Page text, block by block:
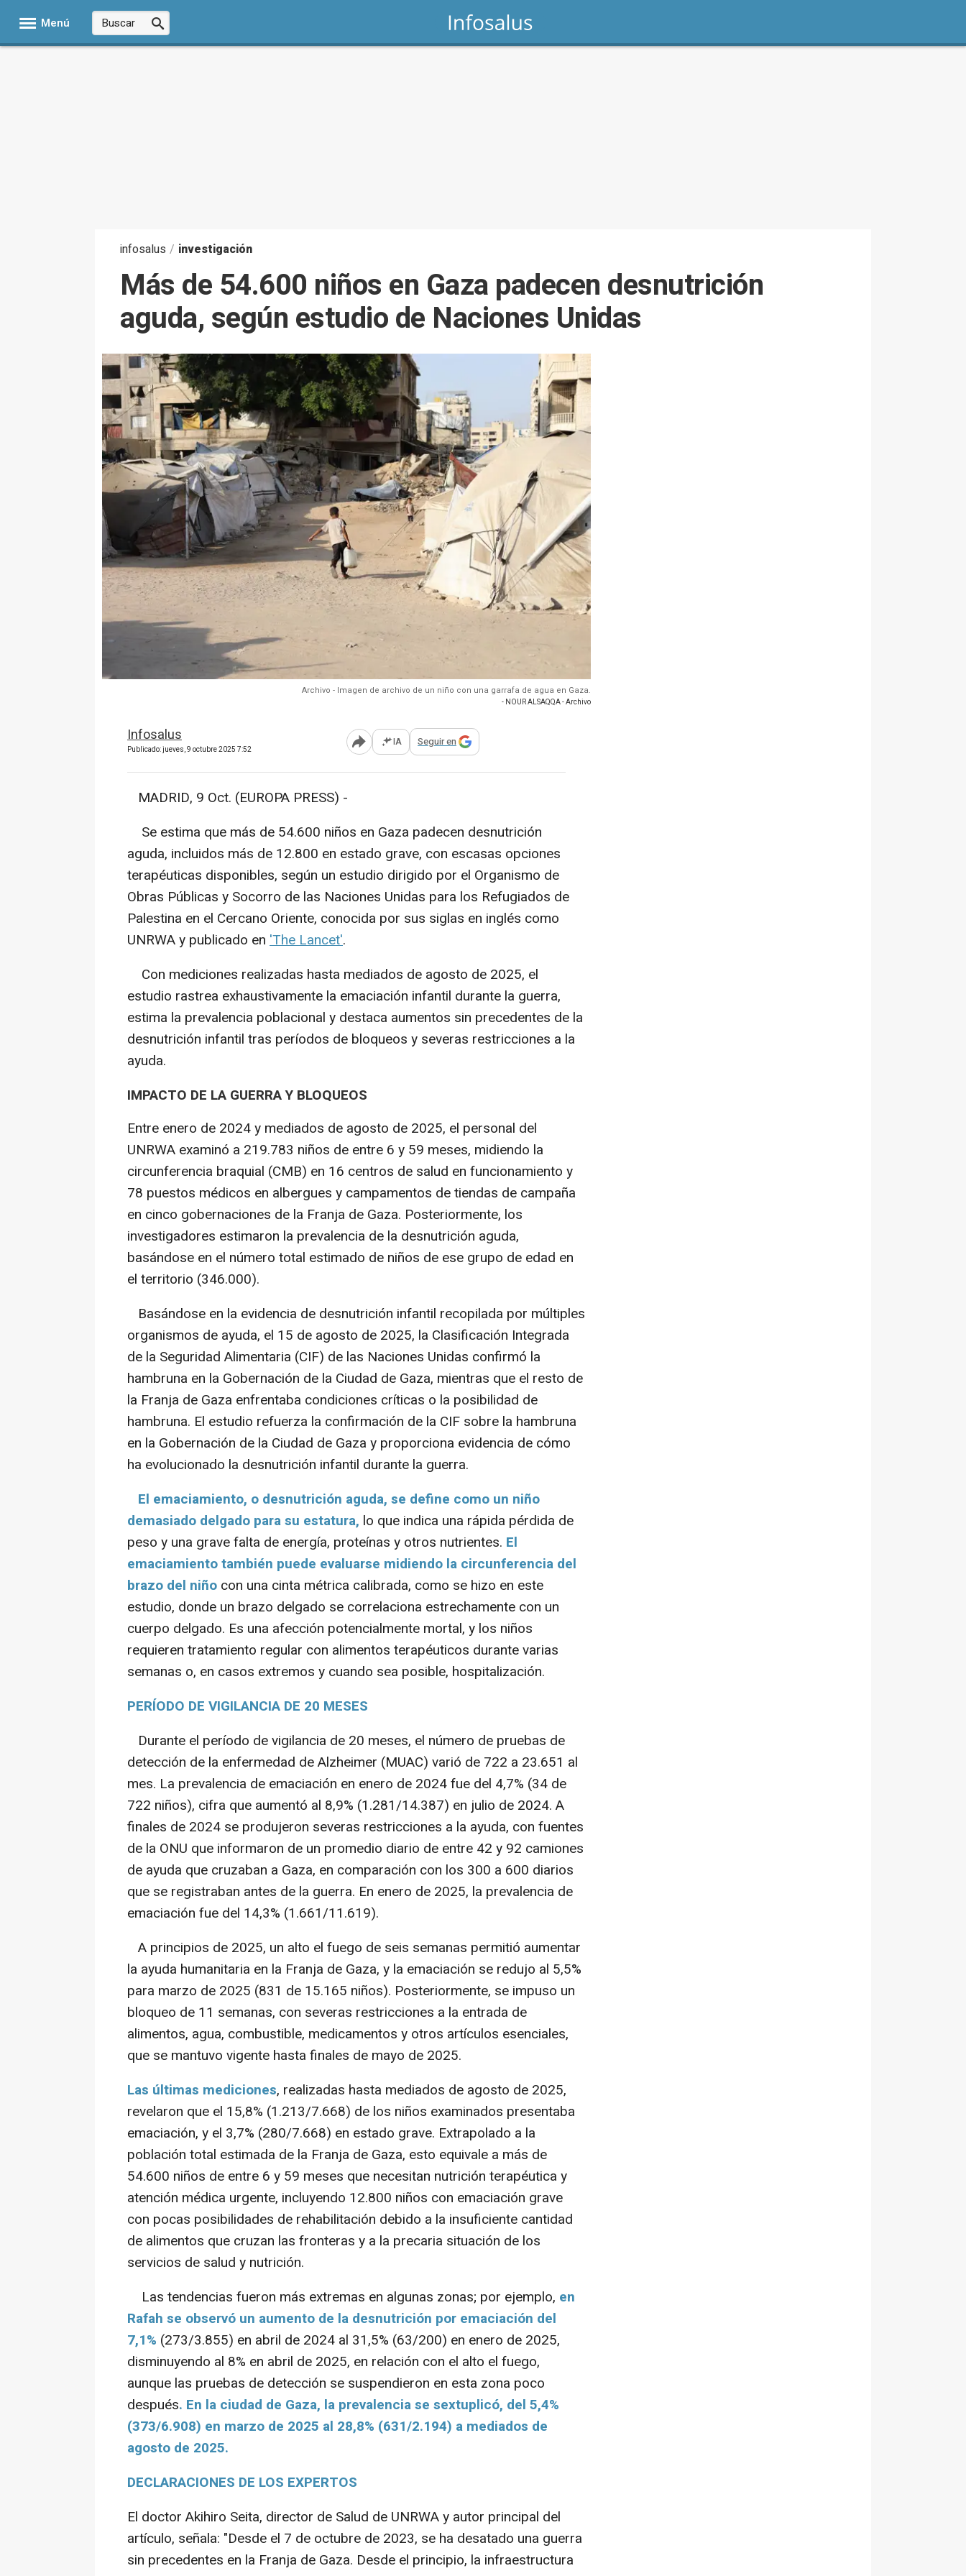
Menú
infosalus / investigación
Más de 54.600 niños en Gaza padecen desnutrición
aguda, según estudio de Naciones Unidas
Archivo - Imagen de archivo de un niño con una garrafa de agua en Gaza.
- NOUR ALSAQQA - Archivo
Infosalus
Publicado: jueves, 9 octubre 2025 7:52 Abrir opciones para compartir
IA Seguir en
MADRID, 9 Oct. (EUROPA PRESS) -
Se estima que más de 54.600 niños en Gaza padecen desnutrición
aguda, incluidos más de 12.800 en estado grave, con escasas opciones
terapéuticas disponibles, según un estudio dirigido por el Organismo de
Obras Públicas y Socorro de las Naciones Unidas para los Refugiados de
Palestina en el Cercano Oriente, conocida por sus siglas en inglés como
UNRWA y publicado en 'The Lancet'.
Con mediciones realizadas hasta mediados de agosto de 2025, el
estudio rastrea exhaustivamente la emaciación infantil durante la guerra,
estima la prevalencia poblacional y destaca aumentos sin precedentes de la
desnutrición infantil tras períodos de bloqueos y severas restricciones a la
ayuda.
IMPACTO DE LA GUERRA Y BLOQUEOS
Entre enero de 2024 y mediados de agosto de 2025, el personal del
UNRWA examinó a 219.783 niños de entre 6 y 59 meses, midiendo la
circunferencia braquial (CMB) en 16 centros de salud en funcionamiento y
78 puestos médicos en albergues y campamentos de tiendas de campaña
en cinco gobernaciones de la Franja de Gaza. Posteriormente, los
investigadores estimaron la prevalencia de la desnutrición aguda,
basándose en el número total estimado de niños de ese grupo de edad en
el territorio (346.000).
Basándose en la evidencia de desnutrición infantil recopilada por múltiples
organismos de ayuda, el 15 de agosto de 2025, la Clasificación Integrada
de la Seguridad Alimentaria (CIF) de las Naciones Unidas confirmó la
hambruna en la Gobernación de la Ciudad de Gaza, mientras que el resto de
la Franja de Gaza enfrentaba condiciones críticas o la posibilidad de
hambruna. El estudio refuerza la confirmación de la CIF sobre la hambruna
en la Gobernación de la Ciudad de Gaza y proporciona evidencia de cómo
ha evolucionado la desnutrición infantil durante la guerra.
El emaciamiento, o desnutrición aguda, se define como un niño
demasiado delgado para su estatura, lo que indica una rápida pérdida de
peso y una grave falta de energía, proteínas y otros nutrientes. El
emaciamiento también puede evaluarse midiendo la circunferencia del
brazo del niño con una cinta métrica calibrada, como se hizo en este
estudio, donde un brazo delgado se correlaciona estrechamente con un
cuerpo delgado. Es una afección potencialmente mortal, y los niños
requieren tratamiento regular con alimentos terapéuticos durante varias
semanas o, en casos extremos y cuando sea posible, hospitalización.
PERÍODO DE VIGILANCIA DE 20 MESES
Durante el período de vigilancia de 20 meses, el número de pruebas de
detección de la enfermedad de Alzheimer (MUAC) varió de 722 a 23.651 al
mes. La prevalencia de emaciación en enero de 2024 fue del 4,7% (34 de
722 niños), cifra que aumentó al 8,9% (1.281/14.387) en julio de 2024. A
finales de 2024 se produjeron severas restricciones a la ayuda, con fuentes
de la ONU que informaron de un promedio diario de entre 42 y 92 camiones
de ayuda que cruzaban a Gaza, en comparación con los 300 a 600 diarios
que se registraban antes de la guerra. En enero de 2025, la prevalencia de
emaciación fue del 14,3% (1.661/11.619).
A principios de 2025, un alto el fuego de seis semanas permitió aumentar
la ayuda humanitaria en la Franja de Gaza, y la emaciación se redujo al 5,5%
para marzo de 2025 (831 de 15.165 niños). Posteriormente, se impuso un
bloqueo de 11 semanas, con severas restricciones a la entrada de
alimentos, agua, combustible, medicamentos y otros artículos esenciales,
que se mantuvo vigente hasta finales de mayo de 2025.
Las últimas mediciones, realizadas hasta mediados de agosto de 2025,
revelaron que el 15,8% (1.213/7.668) de los niños examinados presentaba
emaciación, y el 3,7% (280/7.668) en estado grave. Extrapolado a la
población total estimada de la Franja de Gaza, esto equivale a más de
54.600 niños de entre 6 y 59 meses que necesitan nutrición terapéutica y
atención médica urgente, incluyendo 12.800 niños con emaciación grave
con pocas posibilidades de rehabilitación debido a la insuficiente cantidad
de alimentos que cruzan las fronteras y a la precaria situación de los
servicios de salud y nutrición.
Las tendencias fueron más extremas en algunas zonas; por ejemplo, en
Rafah se observó un aumento de la desnutrición por emaciación del
7,1% (273/3.855) en abril de 2024 al 31,5% (63/200) en enero de 2025,
disminuyendo al 8% en abril de 2025, en relación con el alto el fuego,
aunque las pruebas de detección se suspendieron en esta zona poco
después. En la ciudad de Gaza, la prevalencia se sextuplicó, del 5,4%
(373/6.908) en marzo de 2025 al 28,8% (631/2.194) a mediados de
agosto de 2025.
DECLARACIONES DE LOS EXPERTOS
El doctor Akihiro Seita, director de Salud de UNRWA y autor principal del
artículo, señala: "Desde el 7 de octubre de 2023, se ha desatado una guerra
sin precedentes en la Franja de Gaza. Desde el principio, la infraestructura